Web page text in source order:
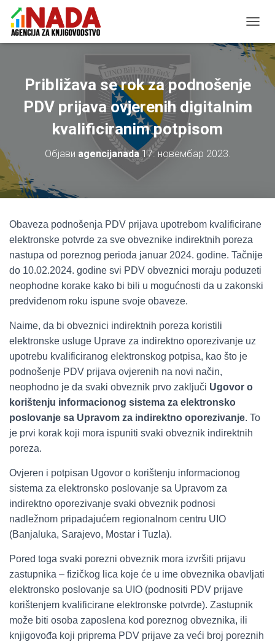
Р
И
К
Т
А
Њ
Približava se rok za podnošenje
PDV prijava ovjerenih digitalnim
kvalificiranim potpisom
Објави agencijanada 17. новембар 2023.
Obaveza podnošenja PDV prijava upotrebom kvalificirane
elektronske potvrde za sve obveznike indirektnih poreza
nastupa od poreznog perioda januar 2024. godine. Tačnije
do 10.02.2024. godine svi PDV obveznici moraju poduzeti
neophodne korake kako bi bili u mogućnosti da u zakonski
predviđenom roku ispune svoje obaveze.
Naime, da bi obveznici indirektnih poreza koristili
elektronske usluge Uprave za indirektno oporezivanje uz
upotrebu kvalificiranog elektronskog potpisa, kao što je
podnošenje PDV prijava ovjerenih na novi način,
neophodno je da svaki obveznik prvo zaključi Ugovor o
korištenju informacionog sistema za elektronsko
poslovanje sa Upravom za indirektno oporezivanje. To
je prvi korak koji mora ispuniti svaki obveznik indirektnih
poreza.
Ovjeren i potpisan Ugovor o korištenju informacionog
sistema za elektronsko poslovanje sa Upravom za
indirektno oporezivanje svaki obveznik podnosi
nadležnom pripadajućem regionalnom centru UIO
(Banjaluka, Sarajevo, Mostar i Tuzla).
Pored toga svaki porezni obveznik mora izvršiti prijavu
zastupnika – fizičkog lica koje će u ime obveznika obavljati
elektronsko poslovanje sa UIO (podnositi PDV prijave
korištenjem kvalificirane elektronske potvrde). Zastupnik
može biti osoba zaposlena kod poreznog obveznika, ili
knjigovođa koji priprema PDV prijave za veći broj poreznih